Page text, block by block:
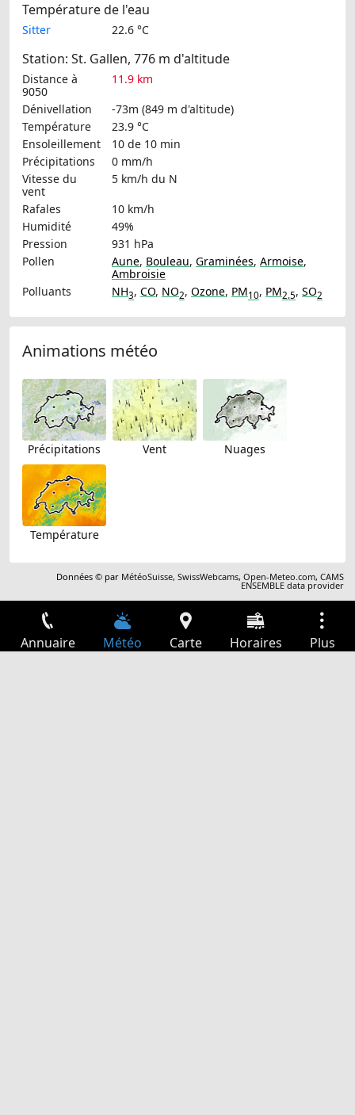
Température de l'eau
Sitter 22.6 °C
Station: St. Gallen, 776 m d'altitude
Distance à
9050
11.9 km
Dénivellation
-73m (849 m d'altitude)
Température
23.9 °C
Ensoleillement
10 de 10 min
Précipitations
0 mm/h
Vitesse du
vent
5 km/h du N
Rafales
10 km/h
Humidité
49%
Pression
931 hPa
Pollen
Aune, Bouleau, Graminées, Armoise,
Ambroisie
Polluants
NH3, CO, NO2, Ozone, PM10, PM2.5, SO2
Animations météo
Précipitations Vent Nuages
Température
Données © par MétéoSuisse,SwissWebcams,Open-Meteo.com,CAMS
ENSEMBLE data provider
Annuaire Météo Carte Horaires Plus